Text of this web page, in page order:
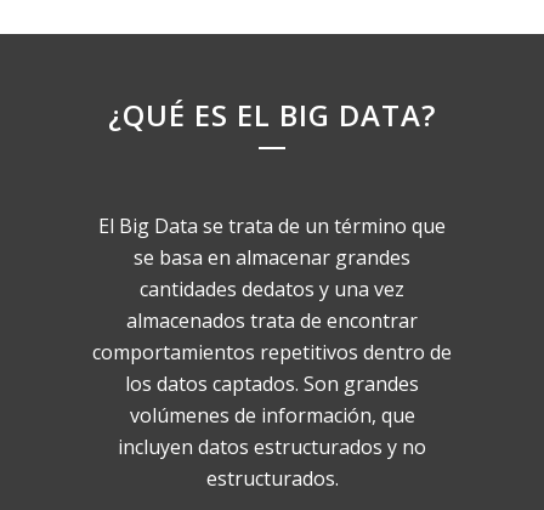
¿QUÉ ES EL BIG DATA?
El Big Data se trata de un término que
se basa en almacenar grandes
cantidades dedatos y una vez
almacenados trata de encontrar
comportamientos repetitivos dentro de
los datos captados. Son grandes
volúmenes de información, que
incluyen datos estructurados y no
estructurados.